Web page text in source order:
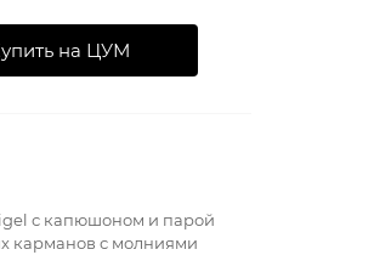
на ЦУМ
с капюшоном и парой
карманов с молниями